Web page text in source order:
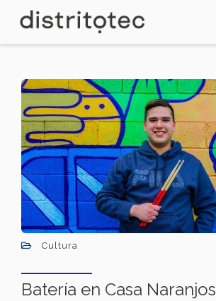
principal
Cultura
Batería en Casa Naranjos